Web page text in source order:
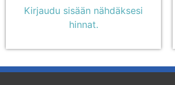
Kirjaudu sisään nähdäksesi
hinnat.